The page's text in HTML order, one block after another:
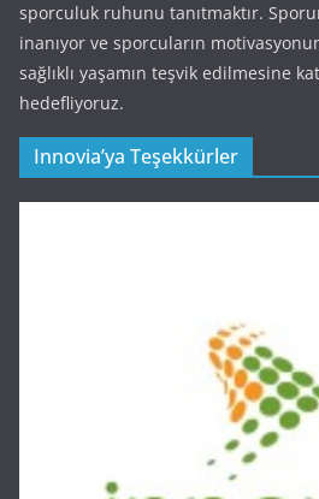
sporculuk ruhunu tanıtmaktır.
inanıyor ve sporcuların
sağlıklı yaşamın teşvik edilmesine
hedefliyoruz.
Innovia’ya Teşekkürler